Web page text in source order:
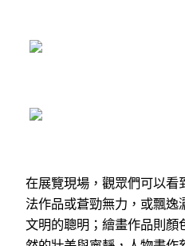
在展覽現場，觀眾們可以看
法作品或蒼勁無力，或飄逸
文明的聰明；繪畫作品則顏